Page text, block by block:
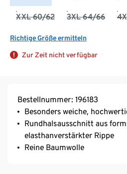
XXL 60/62 3XL 64/66
Richtige Größe ermitteln
Zur Zeit nicht verfügbar
Bestellnummer: 196183
Besonders weiche,
Rundhalsausschnitt aus
elasthanverstärkter Rippe
Reine Baumwolle